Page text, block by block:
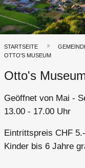
Pfadnavigation
STARTSEITE
OTTO'S MUSEUM
Otto's
Geöffnet von Mai -
13.00 - 17.00 Uhr
Eintrittspreis CHF
Kinder bis 6 Jahre